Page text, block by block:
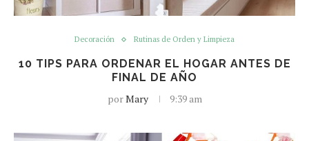
Decoración Rutinas de Orden y Limpieza
10 TIPS PARA ORDENAR EL HOGAR ANTES DE
FINAL DE AÑO
porMary 9:39 am